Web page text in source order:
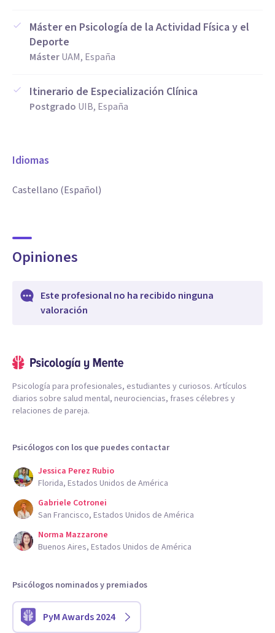
Máster en Psicología de la Actividad Física y el
Deporte
MásterUAM, España
Itinerario de Especialización Clínica
Postgrado UIB, España
Idiomas
Castellano (Español)
Opiniones
Este profesional no ha recibido ninguna
valoración
Psicología para profesionales, estudiantes y curiosos. Artículos
diarios sobre salud mental, neurociencias, frases célebres y
relaciones de pareja.
Psicólogos con los que puedes contactar
Jessica Perez Rubio
Florida, Estados Unidos de América
Gabriele Cotronei
San Francisco, Estados Unidos de América
Norma Mazzarone
Buenos Aires, Estados Unidos de América
Psicólogos nominados y premiados
PyM Awards 2024